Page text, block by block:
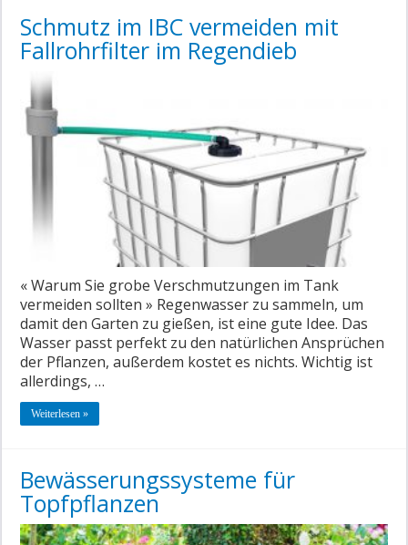
Schmutz im IBC vermeiden mit
Fallrohrfilter im Regendieb
« Warum Sie grobe Verschmutzungen im Tank
vermeiden sollten » Regenwasser zu sammeln, um
damit den Garten zu gießen, ist eine gute Idee. Das
Wasser passt perfekt zu den natürlichen Ansprüchen
der Pflanzen, außerdem kostet es nichts. Wichtig ist
allerdings, …
Weiterlesen »
Bewässerungssysteme für
Topfpflanzen